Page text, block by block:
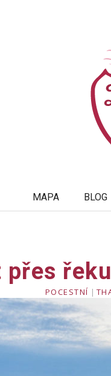
MAPA BLOG
přes
POCESTNÍ |